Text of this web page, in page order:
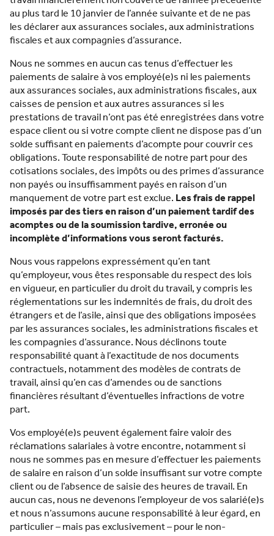
au plus tard le 10 janvier de l’année suivante et de ne pas
les déclarer aux assurances sociales, aux administrations
fiscales et aux compagnies d’assurance.
Nous ne sommes en aucun cas tenus d’effectuer les
paiements de salaire à vos employé(e)s ni les paiements
aux assurances sociales, aux administrations fiscales, aux
caisses de pension et aux autres assurances si les
prestations de travail n’ont pas été enregistrées dans votre
espace client ou si votre compte client ne dispose pas d’un
solde suffisant en paiements d’acompte pour couvrir ces
obligations. Toute responsabilité de notre part pour des
cotisations sociales, des impôts ou des primes d’assurance
non payés ou insuffisamment payés en raison d’un
manquement de votre part est exclue.Les frais de rappel
imposés par des tiers en raison d’un paiement tardif des
acomptes ou de la soumission tardive, erronée ou
incomplète d’informations vous seront facturés.
Nous vous rappelons expressément qu’en tant
qu’employeur, vous êtes responsable du respect des lois
en vigueur, en particulier du droit du travail, y compris les
réglementations sur les indemnités de frais, du droit des
étrangers et de l’asile, ainsi que des obligations imposées
par les assurances sociales, les administrations fiscales et
les compagnies d’assurance. Nous déclinons toute
responsabilité quant à l’exactitude de nos documents
contractuels, notamment des modèles de contrats de
travail, ainsi qu’en cas d’amendes ou de sanctions
financières résultant d’éventuelles infractions de votre
part.
Vos employé(e)s peuvent également faire valoir des
réclamations salariales à votre encontre, notamment si
nous ne sommes pas en mesure d’effectuer les paiements
de salaire en raison d’un solde insuffisant sur votre compte
client ou de l’absence de saisie des heures de travail. En
aucun cas, nous ne devenons l’employeur de vos salarié(e)s
et nous n’assumons aucune responsabilité à leur égard, en
particulier – mais pas exclusivement – pour le non-